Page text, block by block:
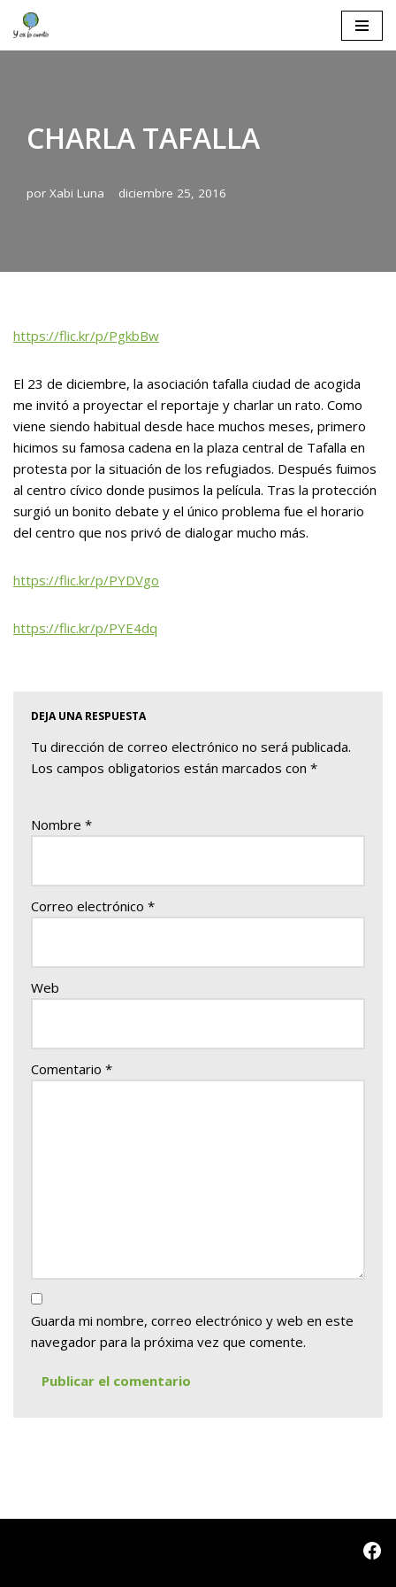
Saltar
CHARLA TAFALLA
por Xabi Luna diciembre 25, 2016
https://flic.kr/p/PgkbBw
El 23 de diciembre, la asociación tafalla ciudad de acogida
me invitó a proyectar el reportaje y charlar un rato. Como
viene siendo habitual desde hace muchos meses, primero
hicimos su famosa cadena en la plaza central de Tafalla en
protesta por la situación de los refugiados. Después fuimos
al centro cívico donde pusimos la película. Tras la protección
surgió un bonito debate y el único problema fue el horario
del centro que nos privó de dialogar mucho más.
https://flic.kr/p/PYDVgo
https://flic.kr/p/PYE4dq
DEJA UNA RESPUESTA
Tu dirección de correo electrónico no será publicada.
Los campos obligatorios están marcados con *
Nombre *
Correo electrónico *
Web
Comentario *
Guarda mi nombre, correo electrónico y web en este
navegador para la próxima vez que comente.